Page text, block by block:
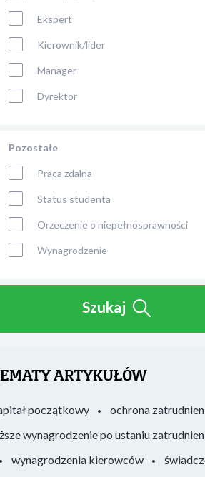
Ekspert
Kierownik/lider
Manager
Dyrektor
Pozostałe
Praca zdalna
Status studenta
Orzeczenie o niepełnosprawności
Wynagrodzenie
Szukaj
ARTYKUŁÓW
początkowy ochrona
wynagrodzenie po ustaniu
wynagrodzenia kierowców